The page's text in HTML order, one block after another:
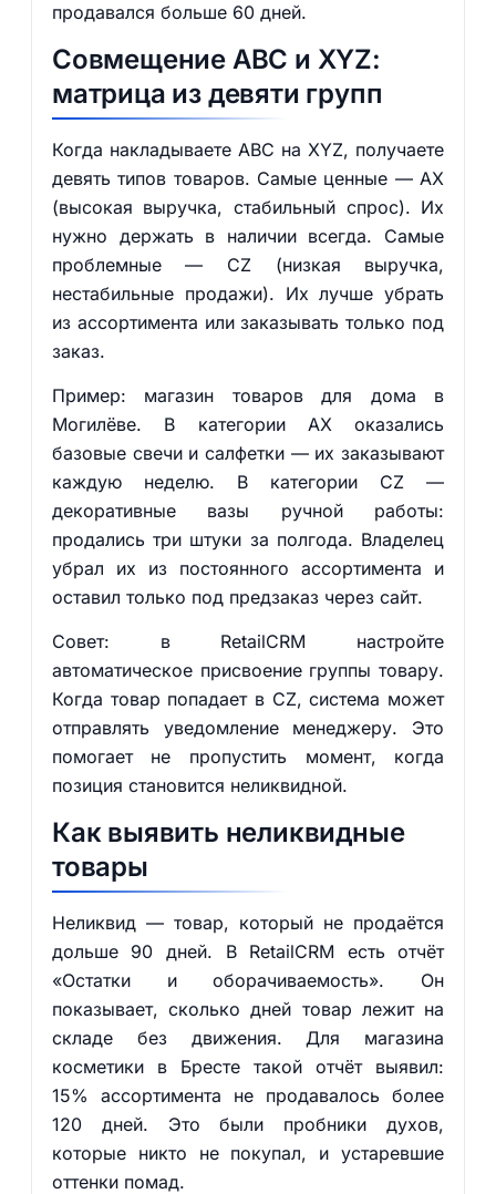
продавался больше 60 дней.
Совмещение ABC и XYZ:
матрица из девяти групп
Когда накладываете ABC на XYZ, получаете
девять типов товаров. Самые ценные — AX
(высокая выручка, стабильный спрос). Их
нужно держать в наличии всегда. Самые
проблемные — CZ (низкая выручка,
нестабильные продажи). Их лучше убрать
из ассортимента или заказывать только под
заказ.
Пример: магазин товаров для дома в
Могилёве. В категории AX оказались
базовые свечи и салфетки — их заказывают
каждую неделю. В категории CZ —
декоративные вазы ручной работы:
продались три штуки за полгода. Владелец
убрал их из постоянного ассортимента и
оставил только под предзаказ через сайт.
Совет: в RetailCRM настройте
автоматическое присвоение группы товару.
Когда товар попадает в CZ, система может
отправлять уведомление менеджеру. Это
помогает не пропустить момент, когда
позиция становится неликвидной.
Как выявить неликвидные
товары
Неликвид — товар, который не продаётся
дольше 90 дней. В RetailCRM есть отчёт
«Остатки и оборачиваемость». Он
показывает, сколько дней товар лежит на
складе без движения. Для магазина
косметики в Бресте такой отчёт выявил:
15% ассортимента не продавалось более
120 дней. Это были пробники духов,
которые никто не покупал, и устаревшие
оттенки помад.